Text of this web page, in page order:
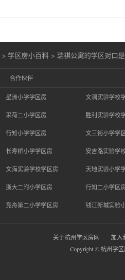
> 学区房小百科 >瑞祺公寓的学区对口
合作伙伴
星洲小学学区房 文澜实验学校
采荷二小学区房 胜利实验学校
行知小学学区房 文三街小学学
长寿桥小学学区房 安吉路实验学
文海实验学校学区房 天地实验小学
浙大二附小学区房 行知二小学区
竞舟第二小学学区房 钱江新城实验
关于杭州学区房网
加入
Copyright © 杭州学